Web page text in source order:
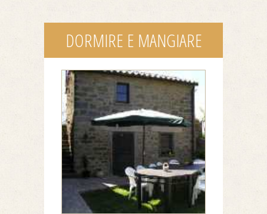
DORMIRE E MANGIARE